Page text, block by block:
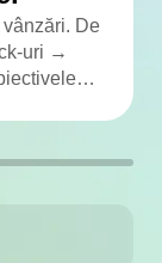
De
uri →